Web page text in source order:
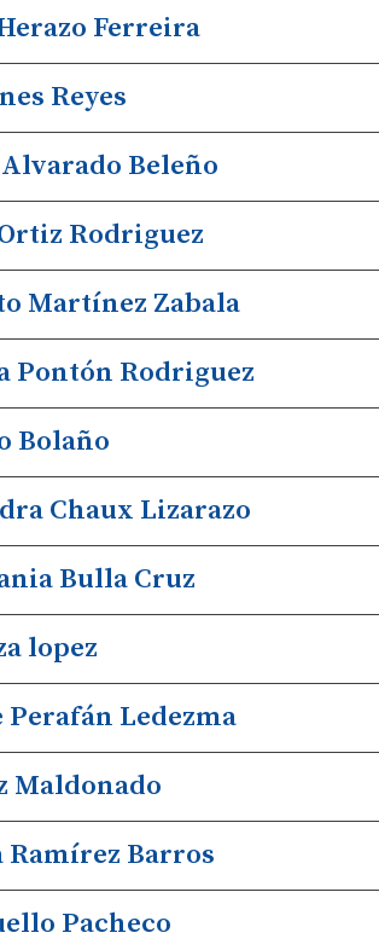
Ferreira
Reyes
Beleño
Rodriguez
Martínez Zabala
Pontón Rodriguez
Bolaño
Chaux Lizarazo
Bulla Cruz
lopez
Ledezma
Maldonado
Barros
Pacheco